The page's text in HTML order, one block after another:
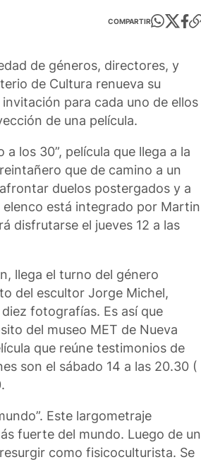
COMPARTIR
de géneros, directores, y
de Cultura renueva su
para cada uno de ellos
de una película.
los 30”, película que llega a la
que de camino a un
duelos postergados y a
está integrado por Martin
disfrutarse el jueves 12 a las
llega el turno del género
del escultor Jorge Michel,
fotografías. Es así que
del museo MET de Nueva
que reúne testimonios de
son el sábado 14 a las 20.30 (
Este largometraje
fuerte del mundo. Luego de un
como fisicoculturista. Se